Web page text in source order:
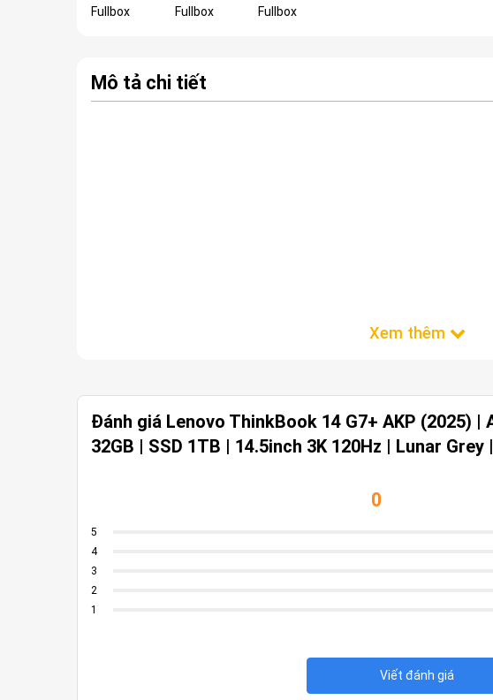
Mô tả chi tiết
Đánh giá Lenovo ThinkBook 14 G7+ AKP (2025) |
32GB | SSD 1TB | 14.5inch 3K 120Hz | Lunar Grey
0
5
4
3
2
1
Viết đánh giá